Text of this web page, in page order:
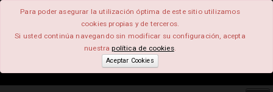
Para poder asegurar la utilización óptima de este sitio utilizamos
cookies propias y de terceros.
Si usted continúa navegando sin modificar su configuración, acepta
nuestrapolítica de cookies.
Aceptar Cookies